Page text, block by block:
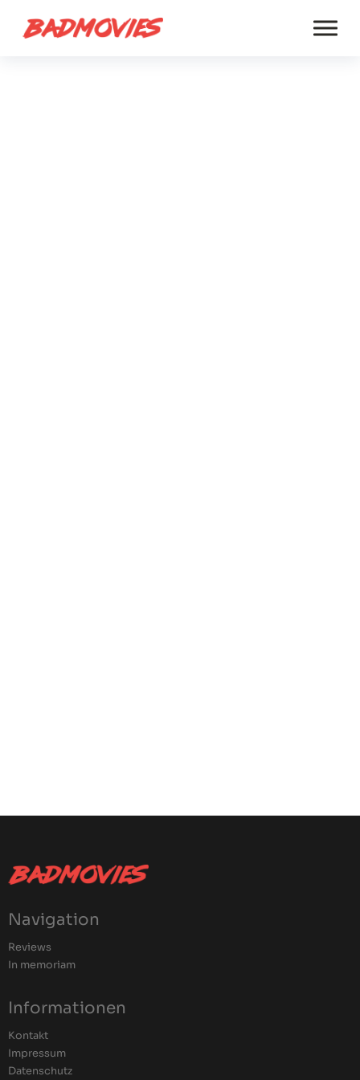
Navigation
Reviews
In memoriam
Informationen
Kontakt
Impressum
Datenschutz